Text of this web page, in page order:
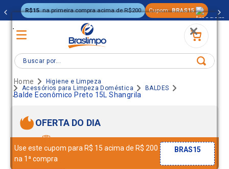
.
.
R$15 na primeira compra acima de R$200 Cupom: BRAS15
Buscar por...
Higiene e Limpeza
Acessórios para Limpeza Doméstica
BALDES
Balde Econômico Preto 15L Shangrila
OFERTA DO DIA
Use este cupom para R$ 15 acima de R$ 200
na 1ª compra
BRAS15